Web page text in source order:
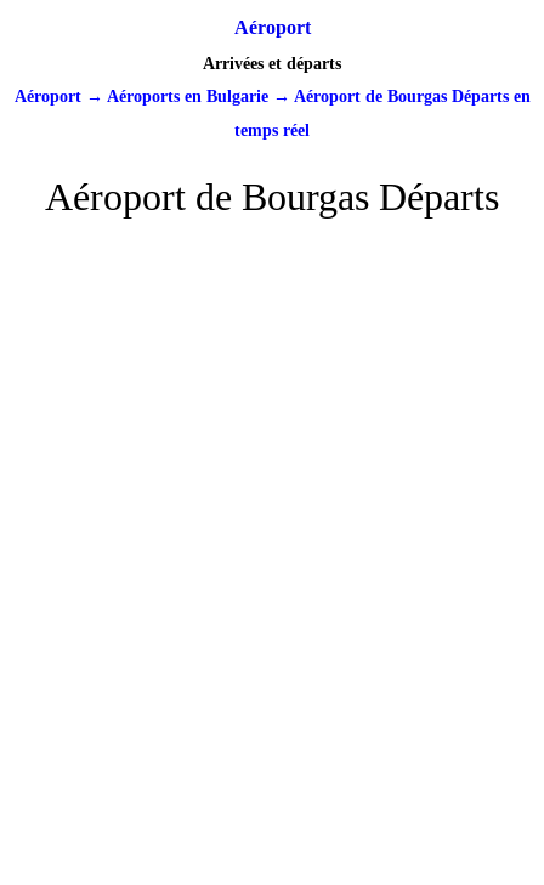
Aéroport
Arrivées et départs
Aéroport→ Aéroports en Bulgarie→ Aéroport de Bourgas Départs en
temps réel
Aéroport de Bourgas Départs